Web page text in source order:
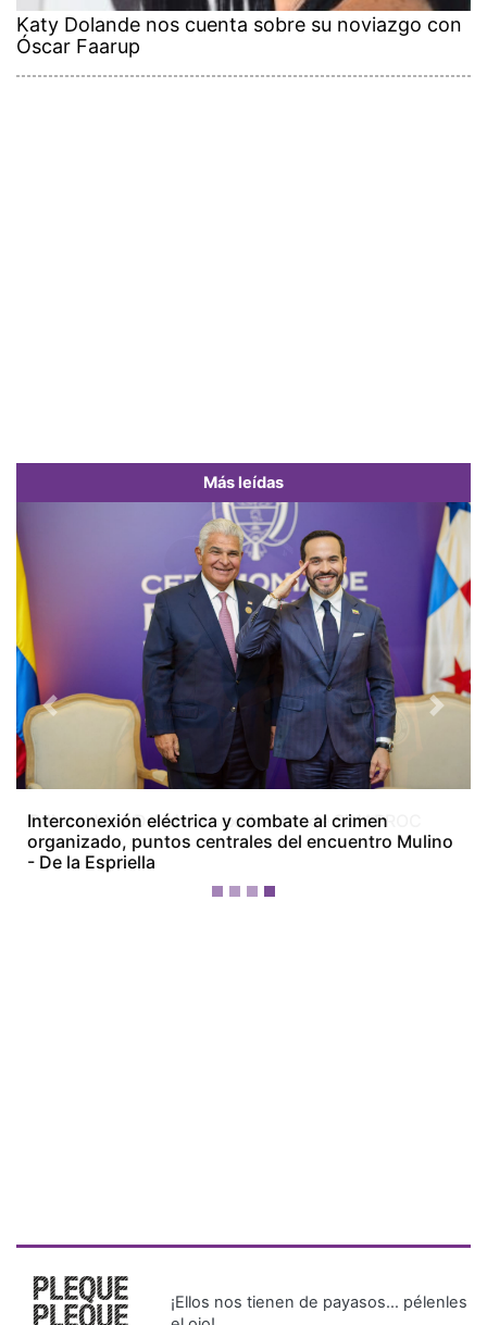
Katy Dolande nos cuenta sobre su noviazgo con
Óscar Faarup
Más leídas
Fallece José Donderis, exdirector de SINAPROC
Previous Next